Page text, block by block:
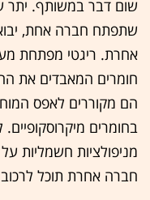
שום דבר במשותף. יתר
שתפתח חברה אחת,
אחרת. ריגטי מפתחת
חומרים המאבדים את
הם מקוררים לאפס
מניפולציות חשמליות
חברה אחרת תוכל